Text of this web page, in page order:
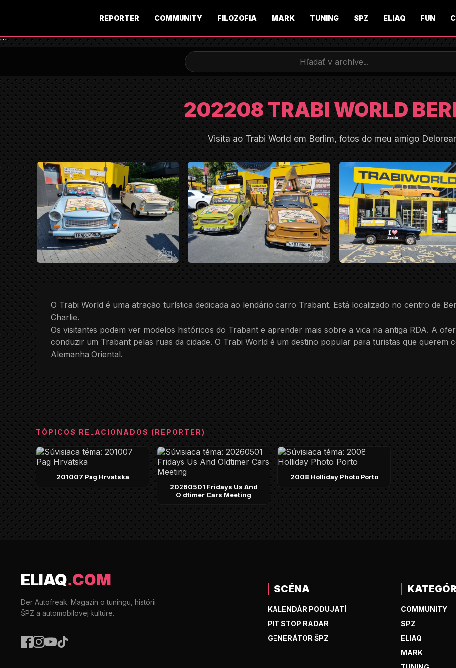
```
REPORTER COMMUNITY FILOZOFIA MARK TUNING SPZ ELIAQ FUN
202208 TRABI WORLD
Visita ao Trabi World em Berlim, fotos do meu amigo
O Trabi World é uma atração turística dedicada ao lendário carro Trabant. Está localizado no centro de
Charlie.
Os visitantes podem ver modelos históricos do Trabant e aprender mais sobre a vida na antiga RDA. A
conduzir um Trabant pelas ruas da cidade. O Trabi World é um destino popular para turistas que querem
Alemanha Oriental.
TÓPICOS RELACIONADOS (REPORTER)
201007 Pag Hrvatska
20260501 Fridays Us And
Oldtimer Cars Meeting
2008 Holliday Photo Porto
ELIAQ.COM
Der Autofreak. Magazín o tuningu, histórii
ŠPZ a automobilovej kultúre.
SCÉNA
KALENDÁR PODUJATÍ
PIT STOP RADAR
GENERÁTOR ŠPZ
COMMUNITY
SPZ
ELIAQ
MARK